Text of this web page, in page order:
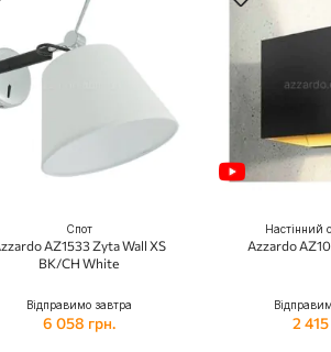
Спот
AZ1533 Zyta Wall XS
BK/CH White
Відправимо завтра
6 058 грн.
Настінний
Azzardo
2